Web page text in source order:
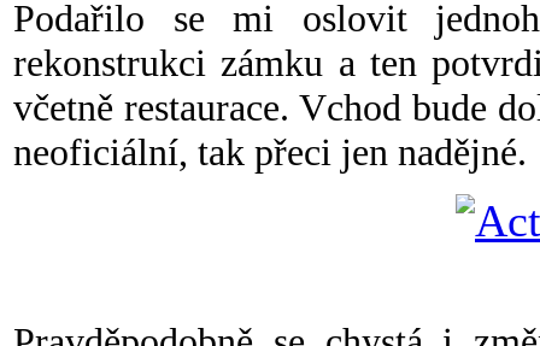
Podařilo se mi oslovit
rekonstrukci zámku a ten
včetně restaurace. Vchod bude
neoficiální, tak přeci jen nadějné.